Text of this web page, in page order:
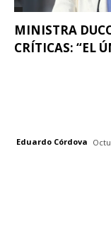
MINISTRA
CRÍTICAS: “EL
Eduardo Córdova